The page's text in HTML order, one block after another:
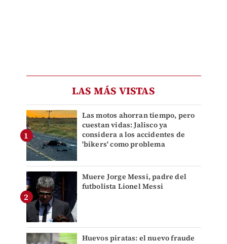
LAS MÁS VISTAS
Las motos ahorran tiempo, pero
cuestan vidas: Jalisco ya
considera a los accidentes de
'bikers' como problema
Muere Jorge Messi, padre del
futbolista Lionel Messi
Huevos piratas: el nuevo fraude